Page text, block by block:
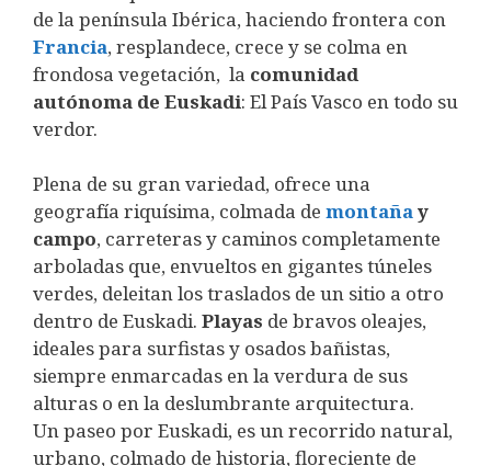
de la península Ibérica, haciendo frontera con
Francia, resplandece, crece y se colma en
frondosa vegetación, la comunidad
autónoma de Euskadi: El País Vasco en todo su
verdor.
Plena de su gran variedad, ofrece una
geografía riquísima, colmada de montañay
campo, carreteras y caminos completamente
arboladas que, envueltos en gigantes túneles
verdes, deleitan los traslados de un sitio a otro
dentro de Euskadi. Playas de bravos oleajes,
ideales para surfistas y osados bañistas,
siempre enmarcadas en la verdura de sus
alturas o en la deslumbrante arquitectura.
Un paseo por Euskadi, es un recorrido natural,
urbano, colmado de historia, floreciente de